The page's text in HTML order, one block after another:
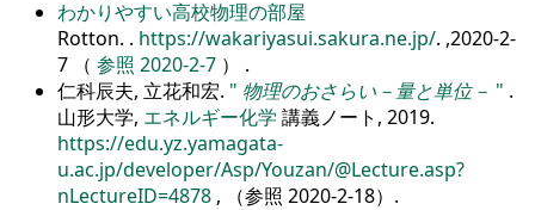
わかりやすい高校物理の部屋
Rotton. . https://wakariyasui.sakura.ne.jp/. ,2020-2-
7 （ 参照 2020-2-7 ） .
仁科辰夫, 立花和宏.
物理のおさらい－量と単位－
.
山形大学, エネルギー化学 講義ノート, 2019.
https://edu.yz.yamagata-
u.ac.jp/developer/Asp/Youzan/@Lecture.asp?
nLectureID=4878 , （参照 2020-2-18）.